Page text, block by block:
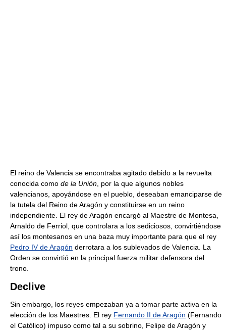
El reino de Valencia se encontraba agitado debido a la revuelta
conocida como de la Unión , por la que algunos nobles
valencianos, apoyándose en el pueblo, deseaban emanciparse de
la tutela del Reino de Aragón y constituirse en un reino
independiente. El rey de Aragón encargó al Maestre de Montesa,
Arnaldo de Ferriol, que controlara a los sediciosos, convirtiéndose
así los montesanos en una baza muy importante para que el rey
Pedro IV de Aragón derrotara a los sublevados de Valencia. La
Orden se convirtió en la principal fuerza militar defensora del
trono.
Declive
Sin embargo, los reyes empezaban ya a tomar parte activa en la
elección de los Maestres. El rey Fernando II de Aragón (Fernando
el Católico) impuso como tal a su sobrino, Felipe de Aragón y